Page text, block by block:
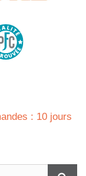
: 10 jours